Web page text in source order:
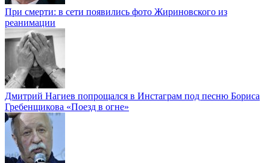
При смерти: в сети появились фото Жириновского из
реанимации
Дмитрий Нагиев попрощался в Инстаграм под песню Бориса
Гребенщикова «Поезд в огне»